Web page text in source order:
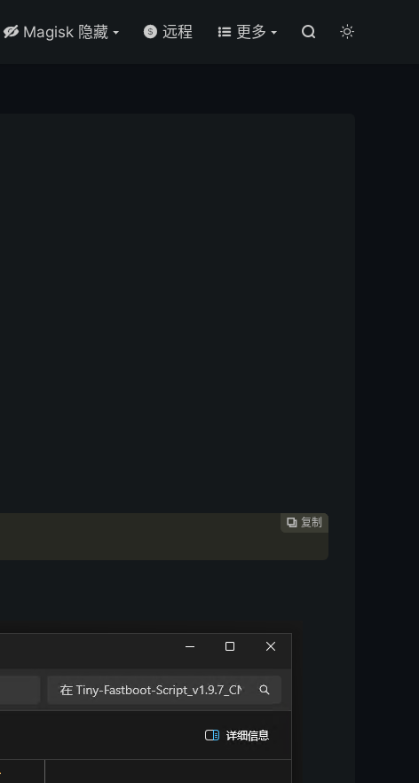
 Magisk 隐藏  远程  更多  
 复制
 复制
 复制